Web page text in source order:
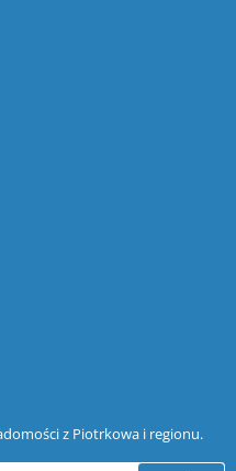
z Piotrkowa i regionu.